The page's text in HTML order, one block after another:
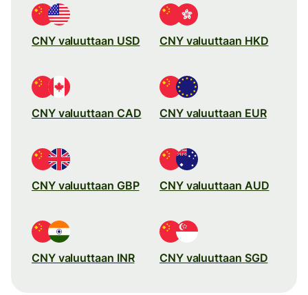
CNY valuuttaan USD CNY valuuttaan HKD
CNY valuuttaan CAD CNY valuuttaan EUR
CNY valuuttaan GBP CNY valuuttaan AUD
CNY valuuttaan INR CNY valuuttaan SGD